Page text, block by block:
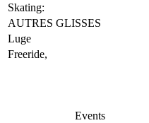
Skating:
AUTRES GLISSES
Luge
Freeride,
Events